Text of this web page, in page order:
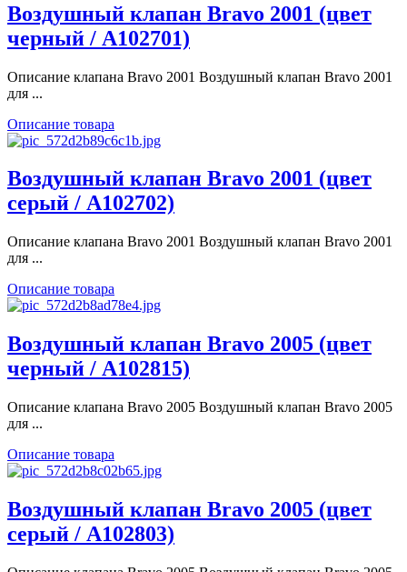
Воздушный клапан Bravo 2001 (цвет
черный / A102701)
Описание клапана Bravo 2001 Воздушный клапан Bravo 2001
для ...
Описание товара
Воздушный клапан Bravo 2001 (цвет
серый / A102702)
Описание клапана Bravo 2001 Воздушный клапан Bravo 2001
для ...
Описание товара
Воздушный клапан Bravo 2005 (цвет
черный / A102815)
Описание клапана Bravo 2005 Воздушный клапан Bravo 2005
для ...
Описание товара
Воздушный клапан Bravo 2005 (цвет
серый / A102803)